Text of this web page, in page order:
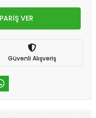
VER
Güvenli Alışveriş